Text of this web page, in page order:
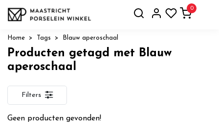
0
Home Tags Blauw aperoschaal
Producten getagd met Blauw
aperoschaal
Filters
Geen producten gevonden!